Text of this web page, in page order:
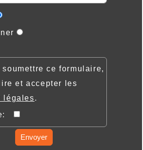
soumettre ce formulaire,
et accepter les
légales.
Envoyer